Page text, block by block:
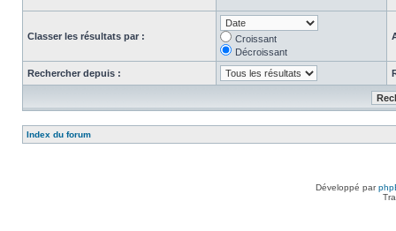
Classer les résultats par :
Croissant
Décroissant
Rechercher depuis :
Index du forum
Développé par